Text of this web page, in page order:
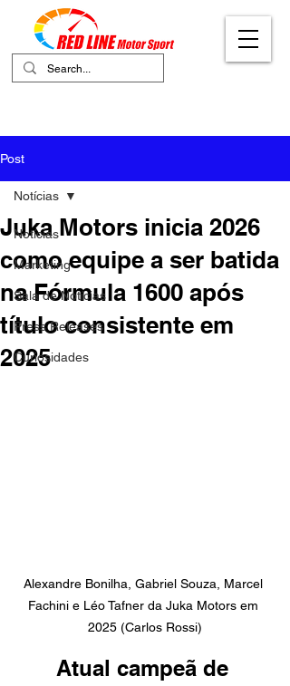
Post
Notícias
Marketing
Sala de Notícias
Press Releases
Curiosidades
Notícias
Juka Motors inicia 2026
como equipe a ser batida
na Fórmula 1600 após
título consistente em
2025
Alexandre Bonilha, Gabriel Souza, Marcel
Fachini e Léo Tafner da Juka Motors em
2025 (Carlos Rossi)
Atual campeã de